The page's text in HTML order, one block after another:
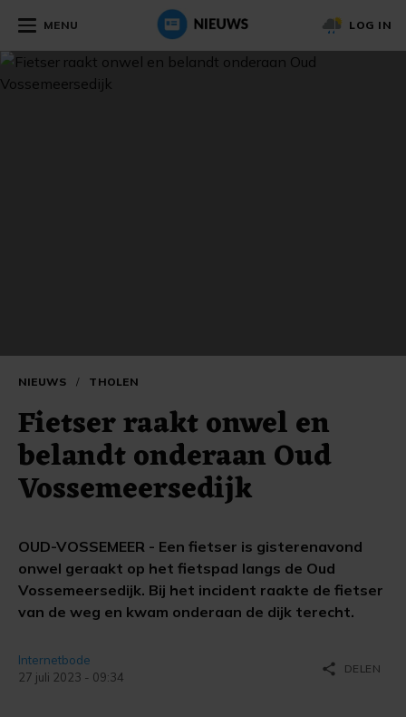
MENU LOG IN
NIEUWS / THOLEN
Fietser raakt onwel en
belandt onderaan Oud
Vossemeersedijk
OUD-VOSSEMEER - Een fietser is gisterenavond
onwel geraakt op het fietspad langs de Oud
Vossemeersedijk. Bij het incident raakte de fietser
van de weg en kwam onderaan de dijk terecht.
Internetbode
27 juli 2023 - 09:34
share DELEN